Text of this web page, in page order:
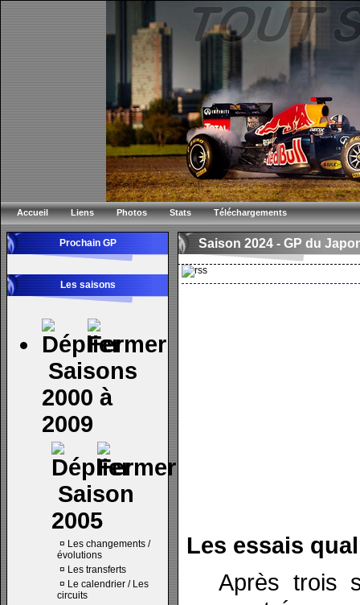
Accueil Liens Photos Stats Téléchargements
Prochain GP
Les saisons
Saisons
2000 à
2009
Saison
2005
¤ Les changements /
évolutions
¤ Les transferts
¤ Le calendrier / Les
circuits
Saison 2024 - GP du
Les essais
Après trois